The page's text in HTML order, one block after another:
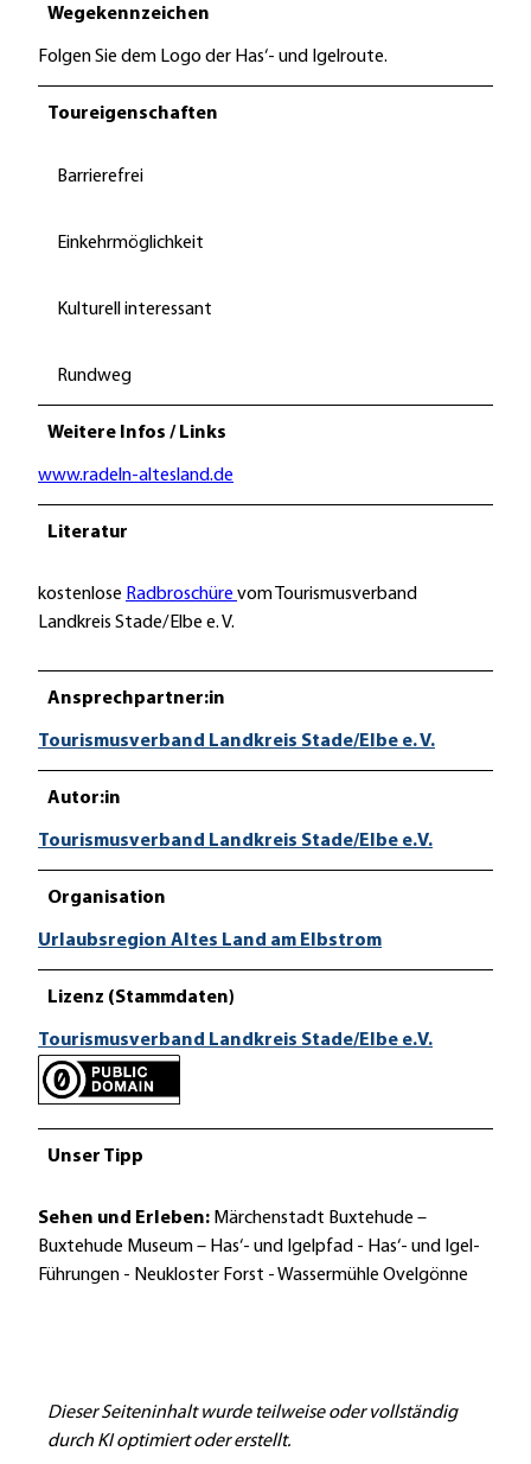
Wegekennzeichen
Folgen Sie dem Logo der Has‘- und Igelroute.
Toureigenschaften
Barrierefrei
Einkehrmöglichkeit
Kulturell interessant
Rundweg
Weitere Infos / Links
www.radeln-altesland.de
Literatur
kostenlose Radbroschüre vom Tourismusverband
Landkreis Stade/Elbe e. V.
Ansprechpartner:in
Tourismusverband Landkreis Stade/Elbe e. V.
Autor:in
Tourismusverband Landkreis Stade/Elbe e.V.
Organisation
Urlaubsregion Altes Land am Elbstrom
Lizenz (Stammdaten)
Tourismusverband Landkreis Stade/Elbe e.V.
Unser Tipp
Sehen und Erleben: Märchenstadt Buxtehude –
Buxtehude Museum – Has‘- und Igelpfad - Has‘- und Igel-
Führungen - Neukloster Forst - Wassermühle Ovelgönne
Dieser Seiteninhalt wurde teilweise oder vollständig
durch KI optimiert oder erstellt.